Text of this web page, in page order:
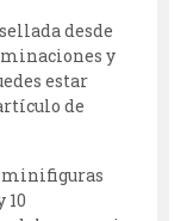
desde
y
estar
de
minifiguras